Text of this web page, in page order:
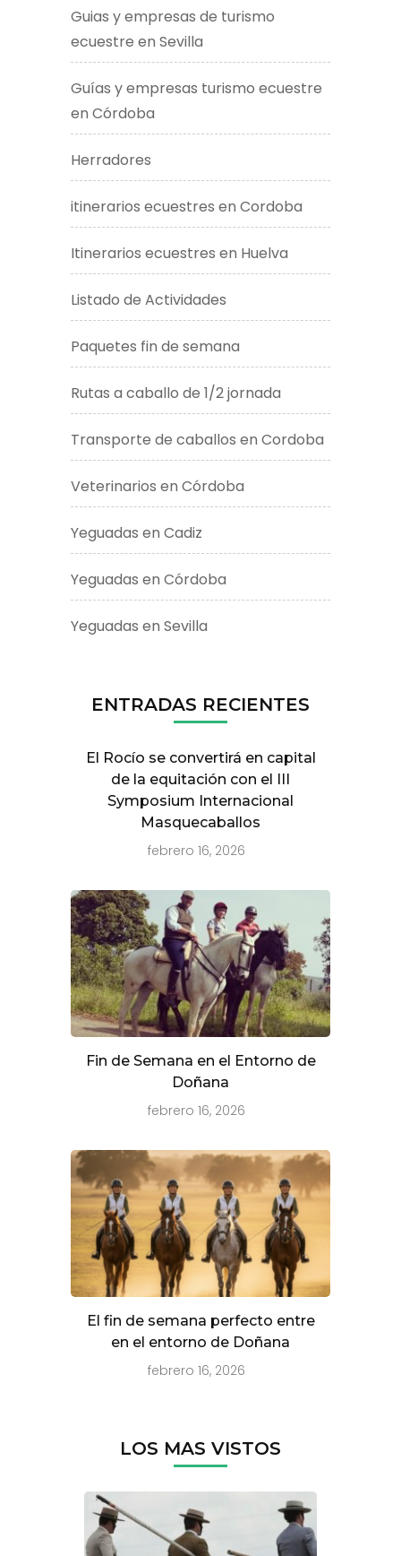
Guias y empresas de turismo
ecuestre en Sevilla
Guías y empresas turismo ecuestre
en Córdoba
Herradores
itinerarios ecuestres en Cordoba
Itinerarios ecuestres en Huelva
Listado de Actividades
Paquetes fin de semana
Rutas a caballo de 1/2 jornada
Transporte de caballos en Cordoba
Veterinarios en Córdoba
Yeguadas en Cadiz
Yeguadas en Córdoba
Yeguadas en Sevilla
ENTRADAS RECIENTES
El Rocío se convertirá en capital
de la equitación con el III
Symposium Internacional
Masquecaballos
febrero 16, 2026
Fin de Semana en el Entorno de
Doñana
febrero 16, 2026
El fin de semana perfecto entre
en el entorno de Doñana
febrero 16, 2026
LOS MAS VISTOS